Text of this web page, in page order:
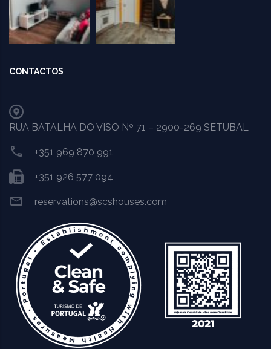
CONTACTOS
RUA BATALHA DO VISO Nº 71 – 2900-269 SETUBAL
+351 969 870 991
+351 926 577 094
reservations@scshouses.com